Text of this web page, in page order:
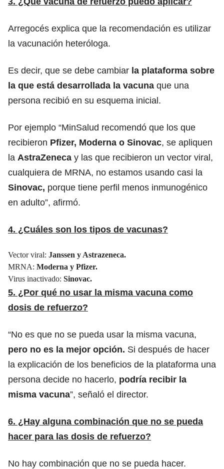
Arregocés explica que la recomendación es utilizar
la vacunación heteróloga.
Es decir, que se debe cambiar la plataforma sobre
la que está desarrollada la vacuna que una
persona recibió en su esquema inicial.
Por ejemplo “MinSalud recomendó que los que
recibieron Pfizer, Moderna o Sinovac, se apliquen
la AstraZeneca y las que recibieron un vector viral,
cualquiera de MRNA, no estamos usando casi la
Sinovac, porque tiene perfil menos inmunogénico
en adulto”, afirmó.
4. ¿Cuáles son los tipos de vacunas?
Vector viral: Janssen y Astrazeneca.
MRNA: Moderna y Pfizer.
Virus inactivado: Sinovac.
5. ¿Por qué no usar la misma vacuna como
dosis de refuerzo?
“No es que no se pueda usar la misma vacuna,
pero no es la mejor opción. Si después de hacer
la explicación de los beneficios de la plataforma una
persona decide no hacerlo, podría recibir la
misma vacuna”, señaló el director.
6. ¿Hay alguna combinación que no se pueda
hacer para las dosis de refuerzo?
No hay combinación que no se pueda hacer.